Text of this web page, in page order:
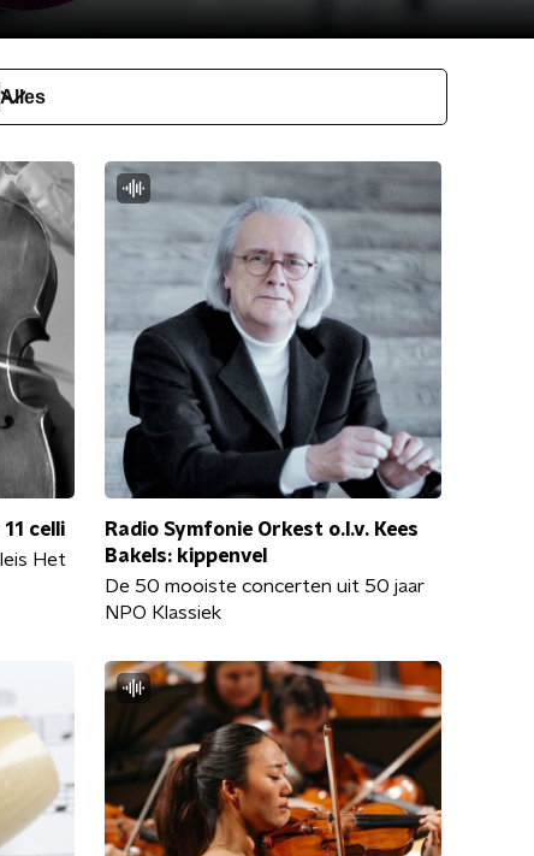
celli
Het
Radio Symfonie Orkest o.l.v. Kees
Bakels: kippenvel
De 50 mooiste concerten uit 50 jaar
NPO Klassiek